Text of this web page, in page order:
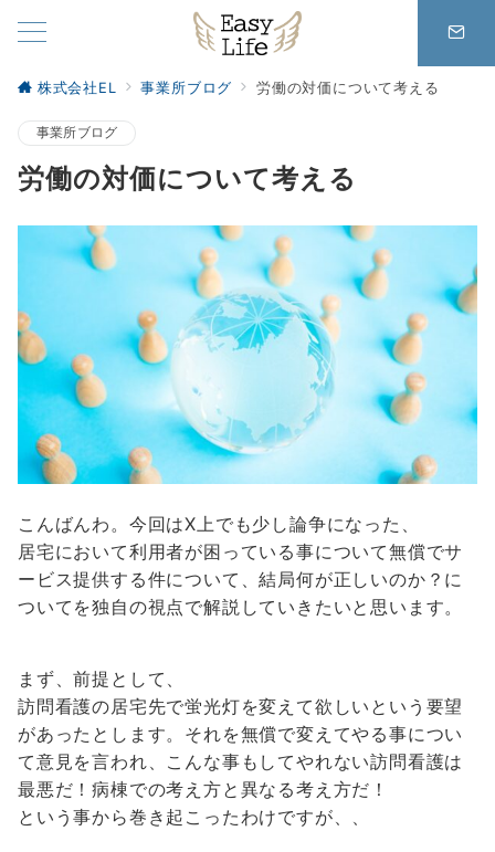
株式会社EL 事業所ブログ 労働の対価について考える
事業所ブログ
労働の対価について考える
こんばんわ。今回はX上でも少し論争になった、
居宅において利用者が困っている事について無償でサ
ービス提供する件について、結局何が正しいのか？に
ついてを独自の視点で解説していきたいと思います。
まず、前提として、
訪問看護の居宅先で蛍光灯を変えて欲しいという要望
があったとします。それを無償で変えてやる事につい
て意見を言われ、こんな事もしてやれない訪問看護は
最悪だ！病棟での考え方と異なる考え方だ！
という事から巻き起こったわけですが、、